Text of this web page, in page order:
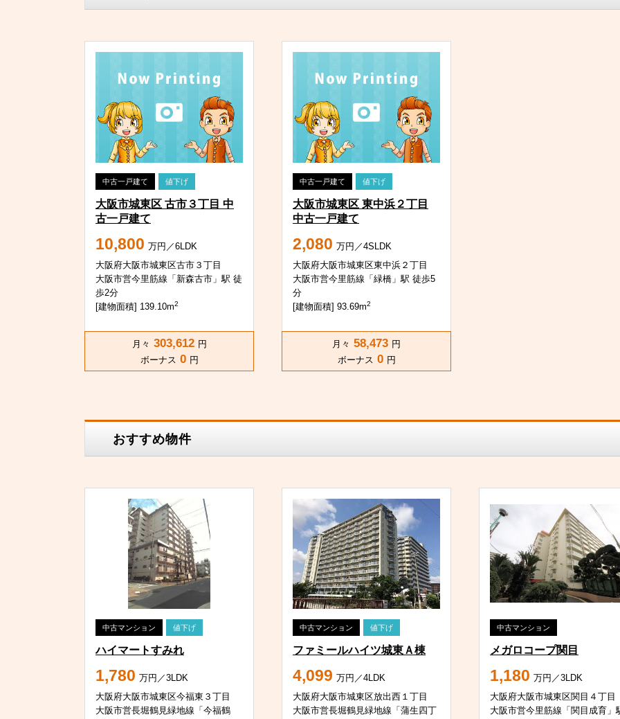
中古一戸建て 値下げ
大阪市城東区 古市３丁目 中
古一戸建て
10,800 万円／6LDK
大阪府大阪市城東区古市３丁目
大阪市営今里筋線「新森古市」駅 徒
歩2分
[建物面積] 139.10m2
月々 303,612 円
ボーナス 0 円
中古一戸建て 値下げ
大阪市城東区 東中浜２丁目
中古一戸建て
2,080 万円／4SLDK
大阪府大阪市城東区東中浜２丁目
大阪市営今里筋線「緑橋」駅 徒歩5
分
[建物面積] 93.69m2
月々 58,473 円
ボーナス 0 円
おすすめ物件
中古マンション 値下げ
ハイマートすみれ
1,780 万円／3LDK
大阪府大阪市城東区今福東３丁目
大阪市営長堀鶴見緑地線「今福鶴
中古マンション 値下げ
ファミールハイツ城東Ａ棟
4,099 万円／4LDK
大阪府大阪市城東区放出西１丁目
大阪市営長堀鶴見緑地線「蒲生四丁
中古マンション
メガロコープ関目
1,180 万円／3LDK
大阪府大阪市城東区関目４丁目
大阪市営今里筋線「関目成育」